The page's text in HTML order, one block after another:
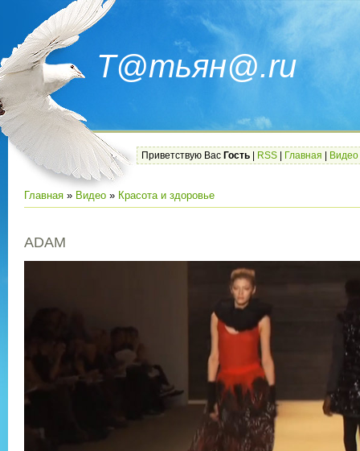
Т@тьян@.ru
Приветствую Вас Гость RSS Главная Видео
Главная » Видео » Красота и здоровье
ADAM